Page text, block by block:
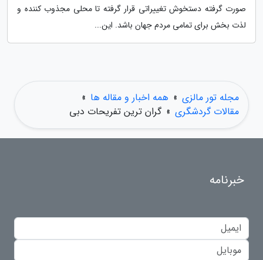
صورت گرفته دستخوش تغییراتی قرار گرفته تا محلی مجذوب کننده و
لذت بخش برای تمامی مردم جهان باشد. این...
مجله تور مالزی » همه اخبار و مقاله ها »
مقالات گردشگری » گران ترین تفریحات دبی
خبرنامه